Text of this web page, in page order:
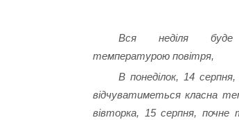
Вся неділя
температурою повітря,
В понеділок, 14
відчуватиметься класна
вівторка, 15 серпня, почне